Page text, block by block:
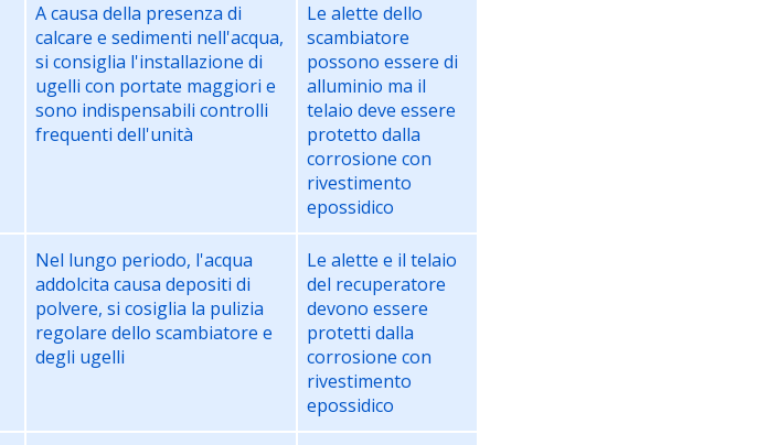
A causa della presenza di
calcare e sedimenti nell'acqua,
si consiglia l'installazione di
ugelli con portate maggiori e
sono indispensabili controlli
frequenti dell'unità
Le alette dello
scambiatore
possono essere di
alluminio ma il
telaio deve essere
protetto dalla
corrosione con
rivestimento
epossidico
Nel lungo periodo, l'acqua
addolcita causa depositi di
polvere, si cosiglia la pulizia
regolare dello scambiatore e
degli ugelli
Le alette e il telaio
del recuperatore
devono essere
protetti dalla
corrosione con
rivestimento
epossidico